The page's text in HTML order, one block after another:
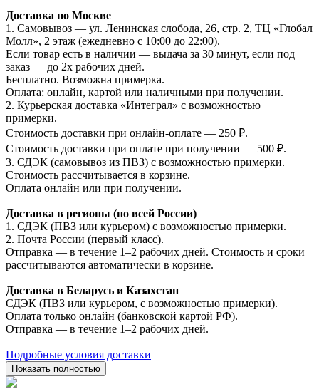
Доставка по Москве
1. Самовывоз — ул. Ленинская слобода, 26, стр. 2, ТЦ «Глобал
Молл», 2 этаж (ежедневно с 10:00 до 22:00).
Если товар есть в наличии — выдача за 30 минут, если под
заказ — до 2х рабочих дней.
Бесплатно. Возможна примерка.
Оплата: онлайн, картой или наличными при получении.
2. Курьерская доставка «Интеграл» с возможностью
примерки.
Стоимость доставки при онлайн-оплате — 250 ₽.
Стоимость доставки при оплате при получении — 500 ₽.
3. СДЭК (самовывоз из ПВЗ) с возможностью примерки.
Стоимость рассчитывается в корзине.
Оплата онлайн или при получении.
Доставка в регионы (по всей России)
1. СДЭК (ПВЗ или курьером) с возможностью примерки.
2. Почта России (первый класс).
Отправка — в течение 1–2 рабочих дней. Стоимость и сроки
рассчитываются автоматически в корзине.
Доставка в Беларусь и Казахстан
СДЭК (ПВЗ или курьером, с возможностью примерки).
Оплата только онлайн (банковской картой РФ).
Отправка — в течение 1–2 рабочих дней.
Подробные условия доставки
Показать полностью